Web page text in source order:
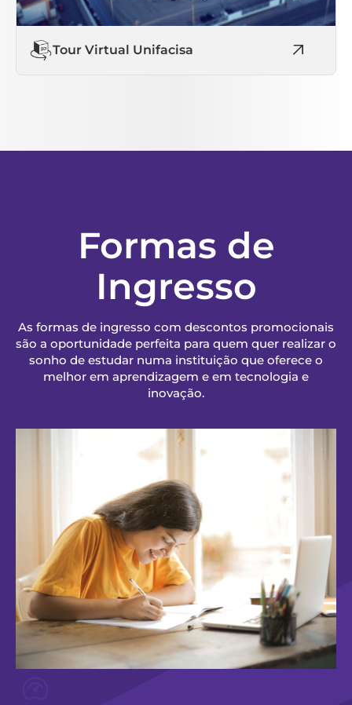
Tour Virtual Unifacisa
Formas de
Ingresso
As formas de ingresso com descontos promocionais
são a oportunidade perfeita para quem quer realizar o
sonho de estudar numa instituição que oferece o
melhor em aprendizagem e em tecnologia e
inovação.